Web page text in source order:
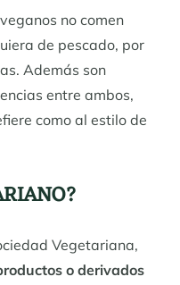
no comen
de pescado, por
Además son
entre ambos,
como al estilo de
Vegetariana,
o derivados